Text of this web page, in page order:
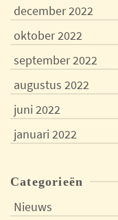
december 2022
oktober 2022
september 2022
augustus 2022
juni 2022
januari 2022
Categorieën
Nieuws